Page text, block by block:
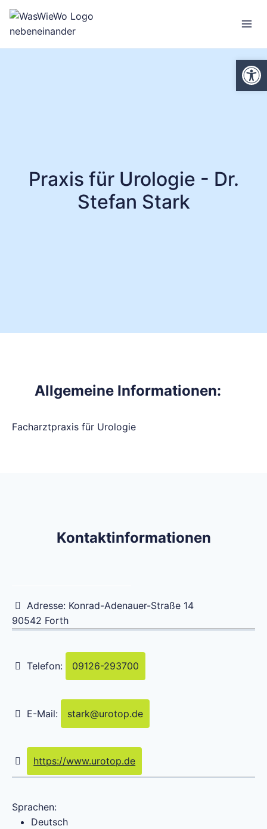
Zum
Inhalt
springen
Praxis für Urologie - Dr.
Stefan Stark
Allgemeine Informationen:
Facharztpraxis für Urologie
Kontaktinformationen
Adresse: Konrad-Adenauer-Straße 14
90542 Forth
Telefon: 09126-293700
E-Mail: stark@urotop.de
https://www.urotop.de
Sprachen:
Deutsch